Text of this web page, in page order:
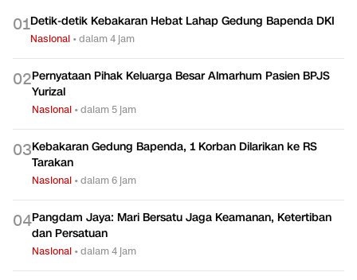
01Detik-detik Kebakaran Hebat Lahap Gedung Bapenda DKI
Nasional •dalam 4 jam
02Pernyataan Pihak Keluarga Besar Almarhum Pasien BPJS
Yurizal
Nasional •dalam 5 jam
03Kebakaran Gedung Bapenda, 1 Korban Dilarikan ke RS
Tarakan
Nasional •dalam 6 jam
04Pangdam Jaya: Mari Bersatu Jaga Keamanan, Ketertiban
dan Persatuan
Nasional •dalam 4 jam